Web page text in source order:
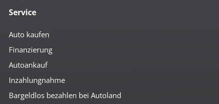
Service
Auto kaufen
Finanzierung
Autoankauf
Inzahlungnahme
Bargeldlos bezahlen bei Autoland